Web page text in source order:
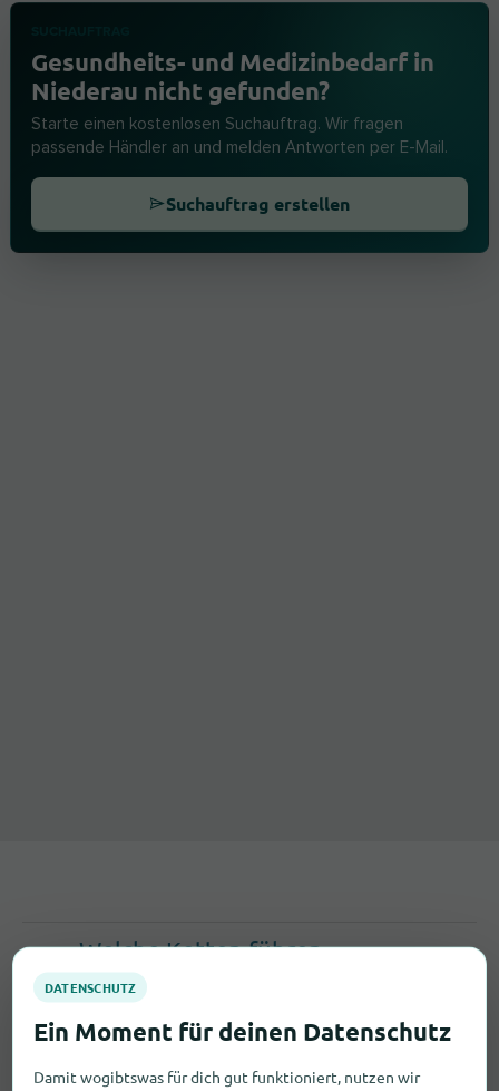
Gesundheits- und Medizinbedarf in
Niederau nicht gefunden?
Starte einen kostenlosen Suchauftrag. Wir fragen
passende Händler an und melden Antworten per E-Mail.
Suchauftrag erstellen
Welche Ketten führen
Gesundheits- und Medizinbedarf in
Niederau?
In Niederau findest du Gesundheits- und
Damit wogibtswas für dich gut funktioniert, nutzen wir